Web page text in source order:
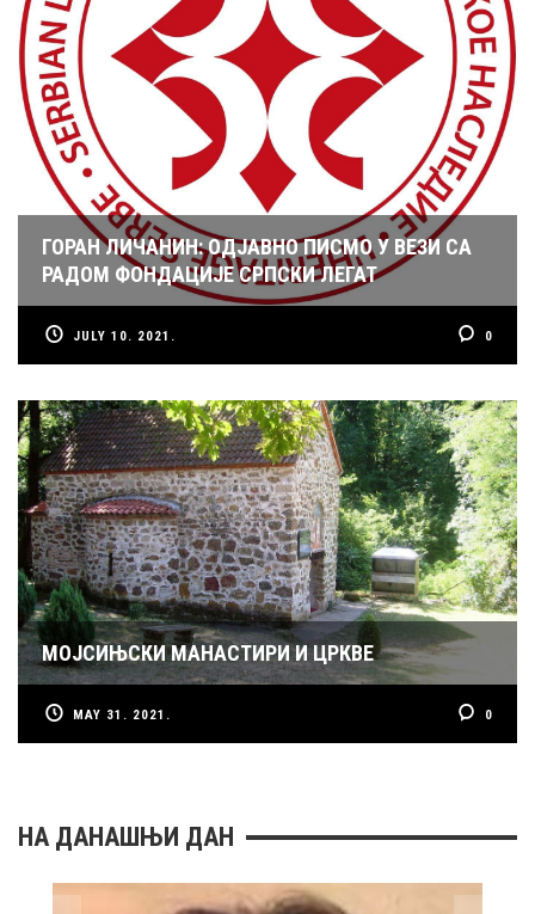
ГОРАН ЛИЧАНИН: ОДЈАВНО ПИСМО У ВЕЗИ СА
РАДОМ ФОНДАЦИЈЕ СРПСКИ ЛЕГАТ
JULY 10. 2021. 0
МОЈСИЊСКИ МАНАСТИРИ И ЦРКВЕ
MAY 31. 2021. 0
НА ДАНАШЊИ ДАН